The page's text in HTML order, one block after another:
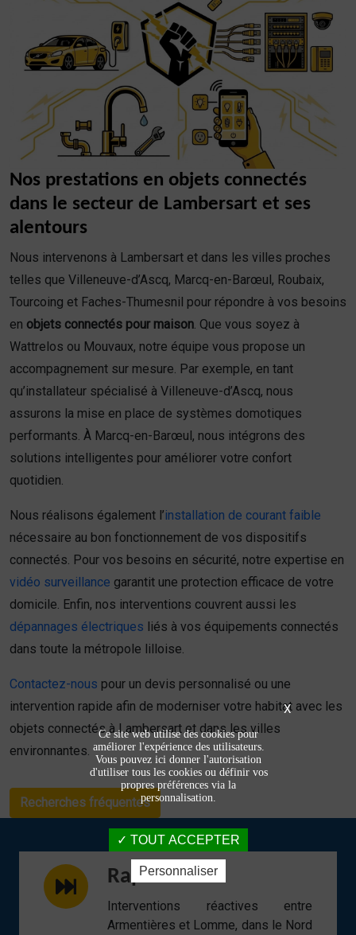
Nos prestations en objets connectés
dans le secteur de Lambersart et ses
alentours
Nous intervenons à Lambersart et dans les villes proches
telles que Villeneuve-d’Ascq, Marcq-en-Barœul, Roubaix,
Tourcoing et Faches-Thumesnil pour répondre à vos besoins
en objets connectés pour maison . Que vous soyez à
Wattrelos ou Mouvaux, notre équipe vous propose un
accompagnement sur mesure. Par exemple, en tant
qu’installateur spécialisé à Villeneuve-d’Ascq, nous
assurons la mise en place de systèmes domotiques
performants. À Marcq-en-Barœul, nous intégrons des
solutions intelligentes pour améliorer votre confort
quotidien.
Nous réalisons également l’installation de courant faible
nécessaire au bon fonctionnement de vos dispositifs
connectés. Pour vos besoins en sécurité, notre expertise en
vidéo surveillance garantit une protection efficace de votre
domicile. Enfin, nos interventions couvrent aussi les
dépannages électriques liés à vos équipements connectés
dans toute la métropole lilloise.
Contactez-nous pour un devis personnalisé ou une
intervention rapide afin de moderniser votre habitat avec les
objets connectés à Lambersart et dans les villes
environnantes.
Recherches fréquentes
Rapidité
Interventions réactives entre
Armentières et Lomme, dans le Nord
X
Ce site web utilise des cookies pour
améliorer l'expérience des utilisateurs.
Vous pouvez ici donner l'autorisation
d'utiliser tous les cookies ou définir vos
propres préférences via la
personnalisation.
TOUT ACCEPTER
Personnaliser